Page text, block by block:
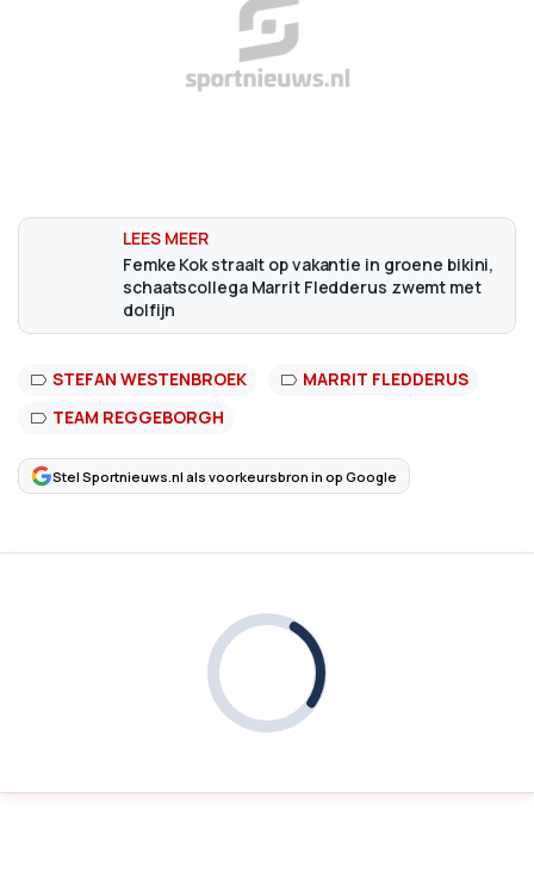
Femke Kok straalt op vakantie in groene bikini,
schaatscollega Marrit Fledderus zwemt met
dolfijn
STEFAN WESTENBROEK
MARRIT FLEDDERUS
TEAM REGGEBORGH
Stel Sportnieuws.nl als voorkeursbron in op Google